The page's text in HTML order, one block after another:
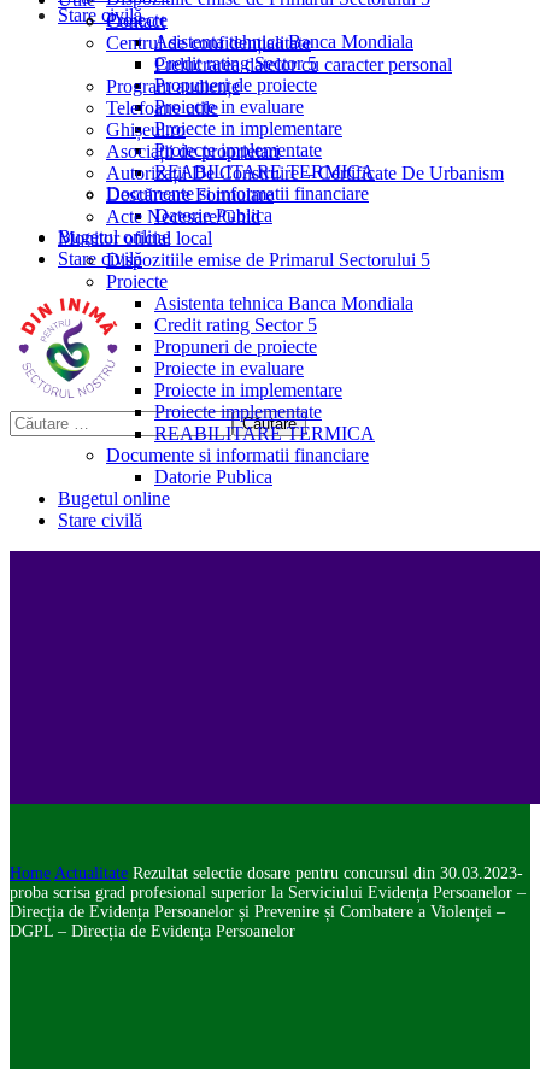
Stare civilă
Proiecte
Asistenta tehnica Banca Mondiala
Credit rating Sector 5
Propuneri de proiecte
Proiecte in evaluare
Proiecte in implementare
Proiecte implementate
REABILITARE TERMICA
Documente si informatii financiare
Datorie Publica
Bugetul online
Stare civilă
Contact
Centrul de confidențialitate
Prelucrarea datelor cu caracter personal
Program audiențe
Telefoane utile
Ghișeul.ro
Asociații de proprietari
Autorizații De Construire – Certificate De Urbanism
Descărcare Formulare
Acte Necesare/Ghid
Monitor oficial local
Dispozitiile emise de Primarul Sectorului 5
Proiecte
Asistenta tehnica Banca Mondiala
Credit rating Sector 5
Propuneri de proiecte
Proiecte in evaluare
Proiecte in implementare
Proiecte implementate
REABILITARE TERMICA
Documente si informatii financiare
Datorie Publica
Bugetul online
Stare civilă
Home Actualitate Rezultat selectie dosare pentru concursul din 30.03.2023-
proba scrisa grad profesional superior la Serviciului Evidența Persoanelor –
Direcția de Evidența Persoanelor și Prevenire și Combatere a Violenței –
DGPL – Direcția de Evidența Persoanelor